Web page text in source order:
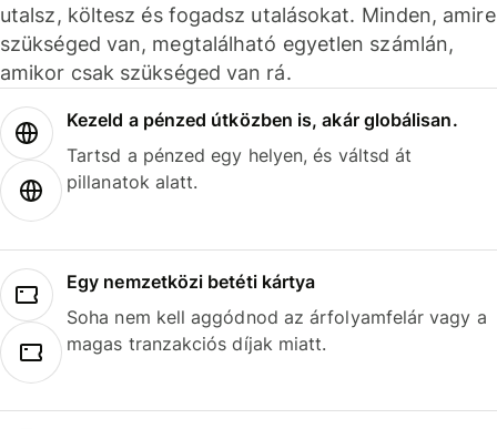
utalsz, költesz és fogadsz utalásokat. Minden, amire
szükséged van, megtalálható egyetlen számlán,
amikor csak szükséged van rá.
Kezeld a pénzed útközben is, akár globálisan.
Tartsd a pénzed egy helyen, és váltsd át
pillanatok alatt.
Egy nemzetközi betéti kártya
Soha nem kell aggódnod az árfolyamfelár vagy a
magas tranzakciós díjak miatt.